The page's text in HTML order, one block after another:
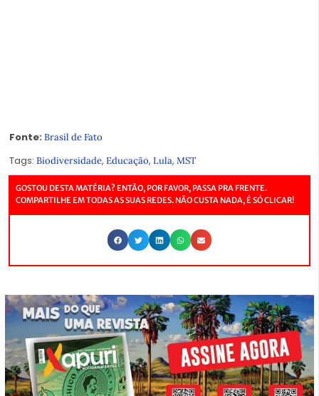
Fonte: Brasil de Fato
Tags: Biodiversidade, Educação, Lula, MST
GOSTOU DESTA MATÉRIA? ENTÃO, POR FAVOR, PASSA PRA FRENTE.
COMPARTILHE EM TODAS AS SUAS REDES. NÃO CUSTA NADA, É SÓ CLICAR!